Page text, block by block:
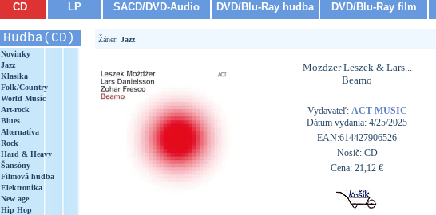
CD LP SACD/DVD-Audio DVD/Blu-Ray hudba DVD/Blu-Ray film
Hudba(CD)
Novinky
Jazz
Klasika
Folk/Country
World Music
Art-rock
Blues
Alternatíva
Rock
Hard & Heavy
Šansóny
Filmová hudba
Elektronika
New age
Hip Hop
Žáner: Jazz
Mozdzer Leszek & Lars...
Beamo
Vydavateľ: ACT MUSIC
Dátum vydania: 4/25/2025
EAN:614427906526
Nosič: CD
Cena: 21,12 €